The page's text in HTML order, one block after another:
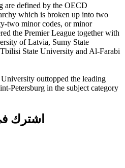
are defined by the OECD
which is broken up into two
two minor codes, or minor
the Premier League together with
of Latvia, Sumy State
State University and Al-Farabi
outtopped the leading
Petersburg in the subject category
اشترك